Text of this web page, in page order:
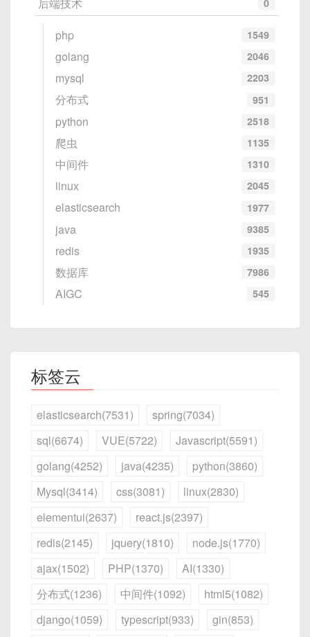
后端技术 0
php 1549
golang 2046
mysql 2203
分布式 951
python 2518
爬虫 1135
中间件 1310
linux 2045
elasticsearch 1977
java 9385
redis 1935
数据库 7986
AIGC 545
标签云
elasticsearch(7531)
spring(7034)
sql(6674)
VUE(5722)
Javascript(5591)
golang(4252)
java(4235)
python(3860)
Mysql(3414)
css(3081)
linux(2830)
elementui(2637)
react.js(2397)
redis(2145)
jquery(1810)
node.js(1770)
ajax(1502)
PHP(1370)
AI(1330)
分布式(1236)
中间件(1092)
html5(1082)
django(1059)
typescript(933)
gin(853)